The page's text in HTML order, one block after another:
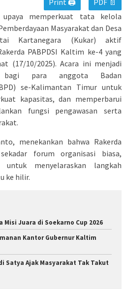
memperkuat tata kelola
Masyarakat dan Desa
Kartanegara (Kukar) aktif
PABPDSI Kaltim ke-4 yang
(17/10/2025). Acara ini menjadi
bagi para anggota Badan
se-Kalimantan Timur untuk
kapasitas, dan memperbarui
fungsi pengawasan serta
menekankan bahwa Rakerda
forum organisasi biasa,
menyelaraskan langkah
ke hilir.
Misi Juara di Soekarno Cup 2026
Kantor Gubernur Kaltim
Satya Ajak Masyarakat Tak Takut